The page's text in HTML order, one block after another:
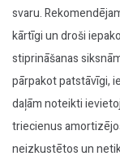
svaru.
kārtīgi un droši
stiprināšanas
pārpakot patstāvīgi,
daļām noteikti
triecienus
neizkustētos un